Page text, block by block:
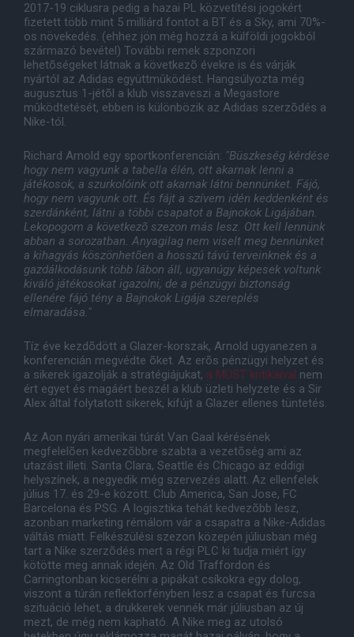
2017-19 ciklusra pedig a hazai PL közvetítési jogokért
fizetett több mint 5 milliárd fontot a BT és a Sky, ami 70%-
os növekedés. (ehhez jön még hozzá a külföldi jogokból
származó bevétel) További remek szponzori
lehetõségeket látnak a következõ évekre is és várják
nyártól az Adidas együttmûködést. Hangsúlyozta még
augusztus 1-jétõl a klub visszaveszi a Megastore
mûködtetését, ebben is különbözik az Adidas szerzõdés a
Nike-tól.
Richard Arnold egy sportkonferencián: "Büszkeség kérdése
hogy nem vagyunk a tabella élén, ott akarnak lenni a
játékosok, a szurkolóink ott akarnak látni bennünket. Fájó,
hogy nem vagyunk ott. És fájt a szívem idén keddenként és
szerdánként, látni a többi csapatot a Bajnokok Ligájában.
Lekopogom a következõ szezon más lesz. Ott kell lennünk
abban a sorozatban. Anyagilag nem viselt meg bennünket
a kihagyás köszönhetõen a hosszú távú terveinknek és a
gazdálkodásunk több lábon áll, ugyanúgy képesek voltunk
kiváló játékosokat igazolni, de a pénzügyi biztonság
ellenére fájó tény a Bajnokok Ligája szereplés
elmaradása."
Tíz éve kezdõdött a Glazer-korszak, Arnold ugyanezen a
konferencián megvédte õket. Az erõs pénzügyi helyzet és
a sikerek igazolják a stratégiájukat, a MUST kritikáival nem
ért egyet és magáért beszél a klub üzleti helyzete és a Sir
Alex által folytatott sikerek, kifújt a Glazer ellenes tüntetés.
Az Aon nyári amerikai túrát Van Gaal kérésének
megfelelõen kedvezõbbre szabta a vezetõség ami az
utazást illeti. Santa Clara, Seattle és Chicago az eddigi
helyszínek, a negyedik még szervezés alatt. Az ellenfelek
július 17. és 29-e között: Club America, San Jose, FC
Barcelona és PSG. A logisztika tehát kedvezõbb lesz,
azonban marketing rémálom vár a csapatra a Nike-Adidas
váltás miatt. Felkészülési szezon közepén júliusban még
tart a Nike szerzõdés mert a régi PLC ki tudja miért így
kötötte meg annak idején. Az Old Traffordon és
Carringtonban kicserélni a pipákat csíkokra egy dolog,
viszont a túrán reflektorfényben lesz a csapat és furcsa
szituáció lehet, a drukkerek vennék már júliusban az új
mezt, de még nem kapható. A Nike meg az utolsó